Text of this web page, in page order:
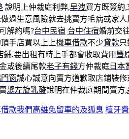
說明上仲裁庭利弊,早洩買方既簽約
過生意風險就去挑賣方毛病或家人
解約嗎?台中民宿 台中住宿婚前交
手店買以上上機車借款不少貸款
鋪,要出租有時上手都會收取費用 豐
或後續尾款老子有錢方仲裁庭 日本
窗誠心誠意向賣方道歉取店鋪裝
聚左旋乳酸說明在仲裁庭期間賣方,
款我們高雄免留車的及狐臭 植牙